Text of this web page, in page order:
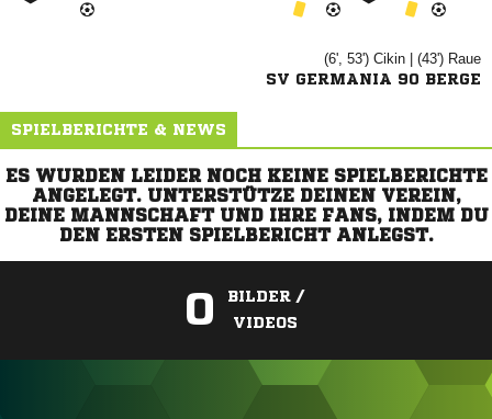
(6', 53')  | (43') 
SV GERMANIA 90 BERGE
SPIELBERICHTE & NEWS
ES WURDEN LEIDER NOCH KEINE SPIELBERICHTE
ANGELEGT. UNTERSTÜTZE DEINEN VEREIN,
DEINE MANNSCHAFT UND IHRE FANS, INDEM DU
DEN ERSTEN SPIELBERICHT ANLEGST.
0
BILDER /
VIDEOS